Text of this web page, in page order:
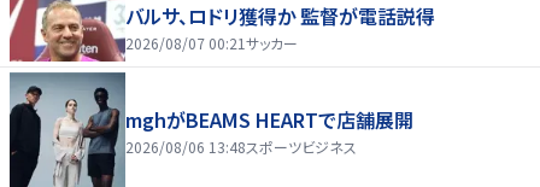
バルサ、ロドリ獲得か 監督が電話説得
2026/08/07 00:21サッカー
mghがBEAMS HEARTで店舗展開
2026/08/06 13:48スポーツビジネス